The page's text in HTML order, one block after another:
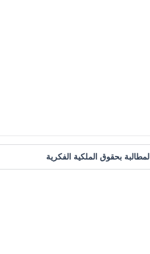
المطالبة بحقوق الملكية الفكرية